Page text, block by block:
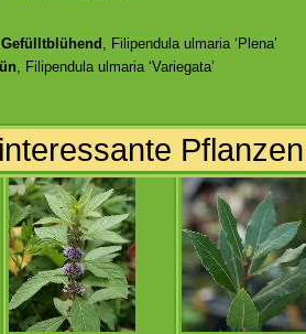
, Filipendula ulmaria ‘Plena’
, Filipendula ulmaria ‘Variegata’
Pflanzen